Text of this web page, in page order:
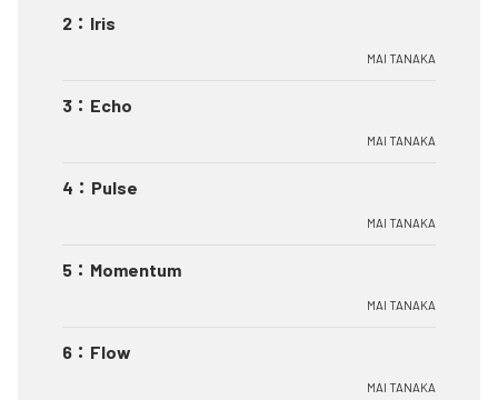
2 ： Iris
MAI TANAKA
3 ： Echo
MAI TANAKA
4 ： Pulse
MAI TANAKA
5 ： Momentum
MAI TANAKA
6 ： Flow
MAI TANAKA